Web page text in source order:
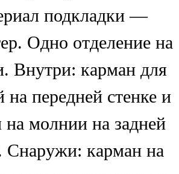
подкладки —
Одно отделение на
Внутри: карман для
на передней стенке и
на молнии на задней
Снаружи: карман на